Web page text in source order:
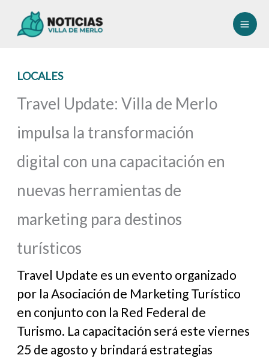
LOCALES
Travel Update: Villa de Merlo
impulsa la transformación
digital con una capacitación en
nuevas herramientas de
marketing para destinos
turísticos
Travel Update es un evento organizado
por la Asociación de Marketing Turístico
en conjunto con la Red Federal de
Turismo. La capacitación será este viernes
25 de agosto y brindará estrategias